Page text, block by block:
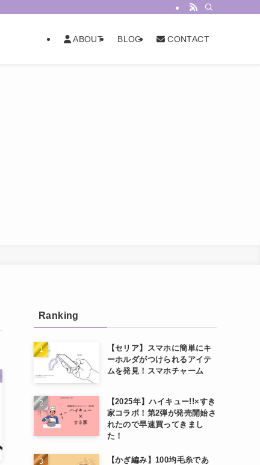
ABOUT BLOG CONTACT
Ranking
【セリア】スマホに簡単にキ
ーホルダがつけられるアイテ
ムを発見！スマホチャーム
【2025年】ハイキュー!!×すき
家コラボ！第2弾が発売開始さ
れたので早速買ってきまし
た！
【かぎ編み】100均毛糸であ